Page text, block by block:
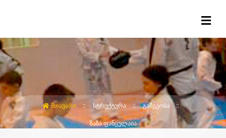
ᲛᲗᲐᲕᲐᲠᲘ ᲡᲢᲠᲣᲥᲢᲣᲠᲐ ᲒᲐᲛᲒᲔᲝᲑᲐ
ᲖᲐᲖᲐ ᲤᲐᲜᲪᲣᲚᲐᲘᲐ